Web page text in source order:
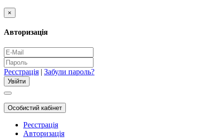
×
Авторизація
Реєстрація | Забули пароль?
Особистий кабінет
Реєстрація
Авторизація